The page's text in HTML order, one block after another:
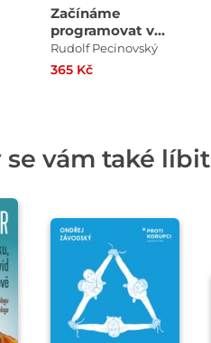
Začínáme
programovat v
jazyku Python
Rudolf Pecinovský
365 Kč
se vám také líbit